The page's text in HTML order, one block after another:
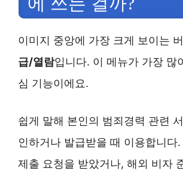
이미지 중앙에 가장 크게 보이는
급/열람입니다. 이 메뉴가 가장 많
심 기능이에요.
쉽게 말해 본인의 범죄경력 관련
인하거나 발급받을 때 이용합니다
제출 요청을 받았거나, 해외 비자